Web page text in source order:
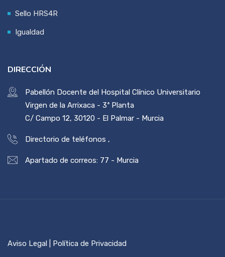
Sello HRS4R
Igualdad
DIRECCIÓN
Pabellón Docente del Hospital Clínico Universitario
Virgen de la Arrixaca - 3ª Planta
C/ Campo 12, 30120 - El Palmar - Murcia
Directorio de teléfonos ,
Apartado de correos: 77 - Murcia
Aviso Legal | Política de Privacidad